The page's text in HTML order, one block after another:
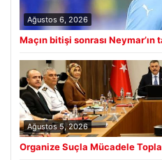
Ağustos 6, 2026
Maçın bitişi sonrası
Ağustos 5, 2026
Organize Suçla Mücadele